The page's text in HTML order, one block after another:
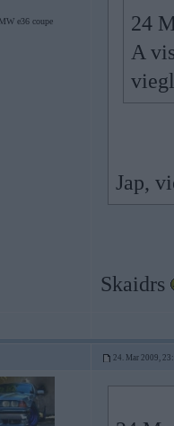
e36 coupe
24
A
Jap,
Skaidrs
24. Mar 2009,